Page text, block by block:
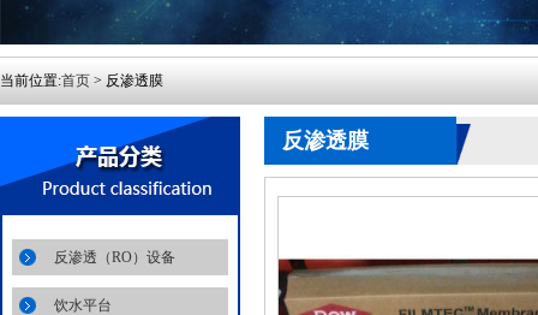
当前位置:首页 > 反渗透膜
反渗透（RO）设备
饮水平台
反渗透膜